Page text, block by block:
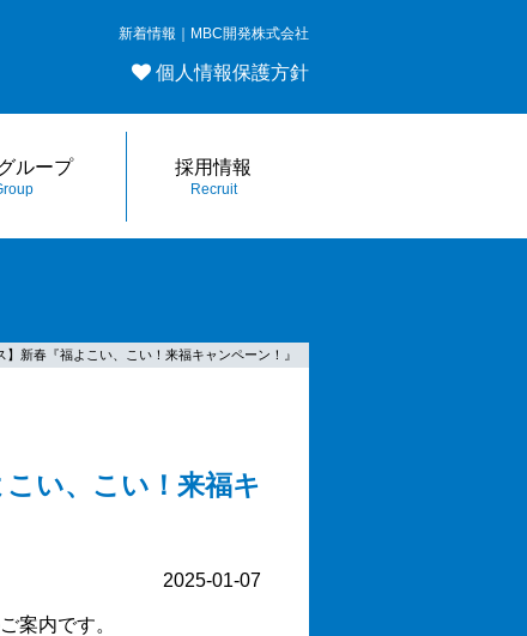
新着情報｜MBC開発株式会社
個人情報保護方針
ループ 採用情報
Recruit
新春『福よこい、こい！来福キャンペーン！』
い、こい！来福キ
2025-01-07
案内です。